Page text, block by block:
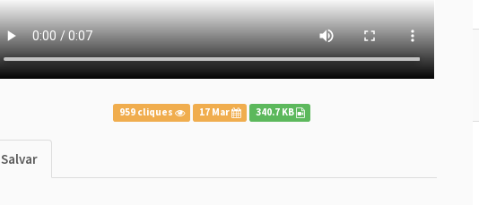
959 cliques 17 Mar 340.7 KB
Salvar